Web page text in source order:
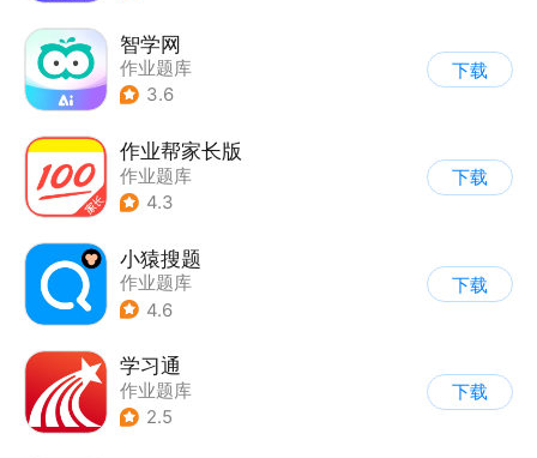
智学网
作业题库
3.6
下载
作业帮家长版
作业题库
4.3
下载
小猿搜题
作业题库
4.6
下载
学习通
作业题库
2.5
下载